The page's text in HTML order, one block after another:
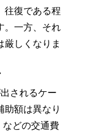
往復である程
。一方、それ
厳しくなりま
されるケー
助額は異なり
などの交通費